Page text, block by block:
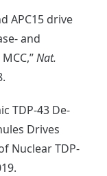
APC15 drive
and
Nat.
TDP-43 De-
Drives
Nuclear TDP-